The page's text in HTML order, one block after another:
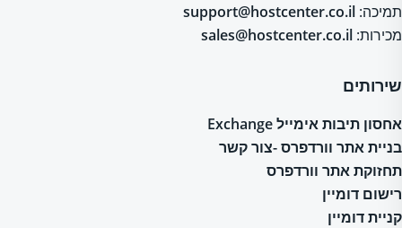
תמיכה: support@hostcenter.co.il
מכירות: sales@hostcenter.co.il
שירותים
אחסון תיבות אימייל Exchange
בניית אתר וורדפרס -צור קשר
תחזוקת אתר וורדפרס
רישום דומיין
קניית דומיין